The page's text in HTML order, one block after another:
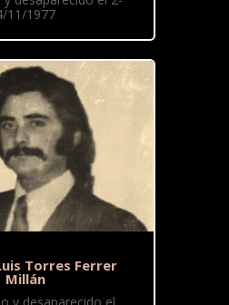
11/1977
Torres Ferrer
Millán